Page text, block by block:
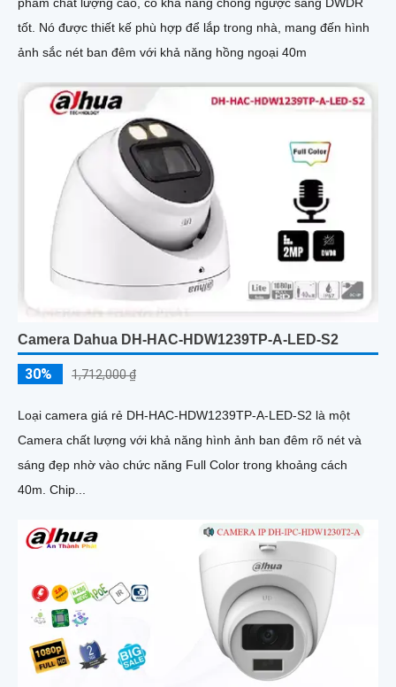
tốt. Nó được thiết kế phù hợp để lắp trong nhà, mang đến hình
ảnh sắc nét ban đêm với khả năng hồng ngoại 40m
Camera Dahua DH-HAC-HDW1239TP-A-LED-S2
30% 1,712,000 ₫
Loại camera giá rẻ DH-HAC-HDW1239TP-A-LED-S2 là một
Camera chất lượng với khả năng hình ảnh ban đêm rõ nét và
sáng đẹp nhờ vào chức năng Full Color trong khoảng cách
40m. Chip...